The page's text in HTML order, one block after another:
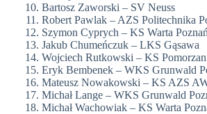
Bartosz Zaworski – SV Neuss
Robert Pawlak – AZS Politechnika
Szymon Cyprych – KS Warta Poznań
Jakub Chumeńczuk – LKS Gąsawa
Wojciech Rutkowski – KS
Eryk Bembenek – WKS Grunwald
Mateusz Nowakowski – KS AZS
Michał Lange – WKS Grunwald
Michał Wachowiak – KS Warta